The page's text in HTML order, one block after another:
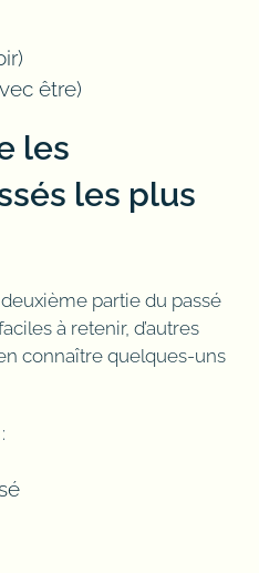
être)
les
les plus
partie du passé
à retenir, d’autres
connaître quelques-uns